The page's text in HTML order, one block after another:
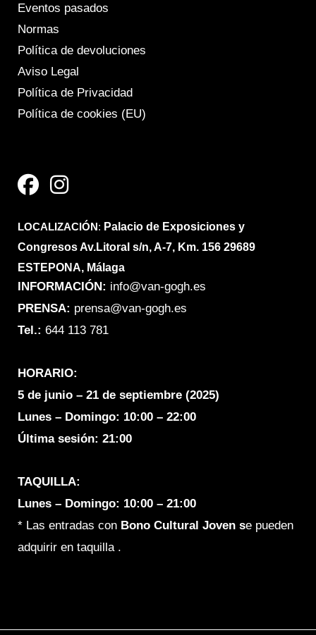
Eventos pasados
Normas
Política de devoluciones
Aviso Legal
Política de Privacidad
Política de cookies (EU)
a
c
b
o
o
k
n
s
a
g
r
a
m
LOCALIZACIÓN: Palacio de Exposiciones y
Congresos Av.Litoral s/n, A-7, Km. 156 29689
ESTEPONA, Málaga
INFORMACIÓN: info@van-gogh.es
PRENSA: prensa@van-gogh.es
Tel.: 644 113 781
HORARIO:
5 de junio – 21 de septiembre (2025)
Lunes – Domingo: 10:00 – 22:00
Última sesión: 21:00
TAQUILLA:
Lunes – Domingo: 10:00 – 21:00
* Las entradas con Bono Cultural Joven se pueden
adquirir en taquilla .